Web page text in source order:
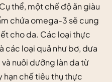
thể, một chế độ ăn giàu
chứa omega-3 sẽ cung
cho da. Các loại thực
các loại quả như bơ, dưa
nuôi dưỡng làn da từ
hạn chế tiêu thụ thực